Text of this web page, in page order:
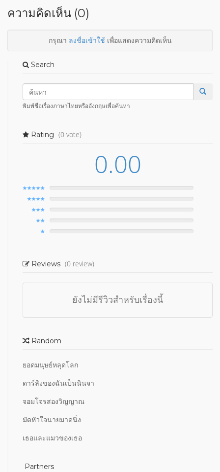
ความคิดเห็น (0)
กรุณา ลงชื่อเข้าใช้เพื่อแสดงความคิดเห็น
Search
พิมพ์ชื่อเรื่องภาษาไทยหรืออังกฤษเพื่อค้นหา
Rating (0 vote)
0.00
Reviews (0 review)
ยังไม่มีรีวิวสำหรับเรื่องนี้
Random
ยอดมนุษย์หลุดโลก
ดาร์ลิงของฉันเป็นนินจา
จอมโจรสองวิญญาณ
มัดหัวใจนายมาดนิ่ง
เธอและแมวของเธอ
Partners